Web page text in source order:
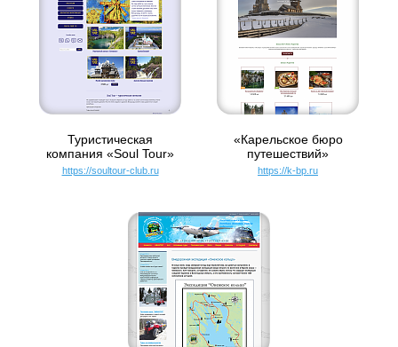
Туристическая
компания «Soul Tour»
https://soultour-club.ru
«Карельское бюро
путешествий»
https://k-bp.ru